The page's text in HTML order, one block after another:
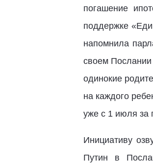
погашение
поддержке
напомнила
своем Послании
одинокие
на каждого
уже с 1 июля за
Инициативу
Путин в